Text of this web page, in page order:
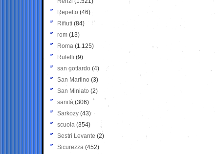
Repetto (46)
Rifiuti (84)
rom (13)
Roma (1.125)
Rutelli (9)
san gottardo (4)
San Martino (3)
San Miniato (2)
sanità (306)
Sarkozy (43)
scuola (354)
Sestri Levante (2)
Sicurezza (452)